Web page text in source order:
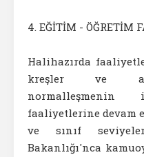
4. EĞİTİM - ÖĞRETİM
Halihazırda
kreşler ve
faaliyetlerine devam
ve sınıf
Bakanlığı'nca